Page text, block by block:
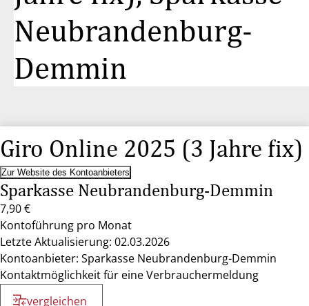
Neubrandenburg-
Demmin
Giro Online 2025 (3 Jahre fix)
Zur Website des Kontoanbieters
Sparkasse Neubrandenburg-Demmin
7,90 €
Kontoführung pro Monat
Letzte Aktualisierung: 02.03.2026
Kontoanbieter: Sparkasse Neubrandenburg-Demmin
Kontaktmöglichkeit für eine Verbrauchermeldung
vergleichen